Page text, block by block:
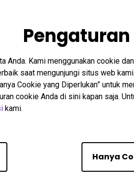
Anda. Kami menggunakan cookie
saat mengunjungi situs web
Cookie yang Diperlukan” untuk
cookie Anda di sini kapan saja.
kami.
Hanya
Golf-Sim
Anda dalam 10 Detik:
Setup
Auto Screen Fit
Aspect Ratio Quick Focus
4K
Golf
eARC